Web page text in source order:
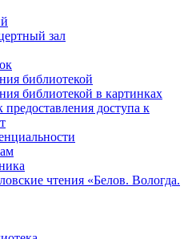
зал
библиотекой
библиотекой в картинках
доступа к
чтения «Белов. Вологда.